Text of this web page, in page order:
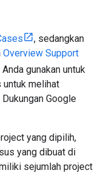
, sedangkan
Overview Support
gunakan untuk
untuk melihat
Google
yang dipilih,
yang dibuat di
sejumlah project